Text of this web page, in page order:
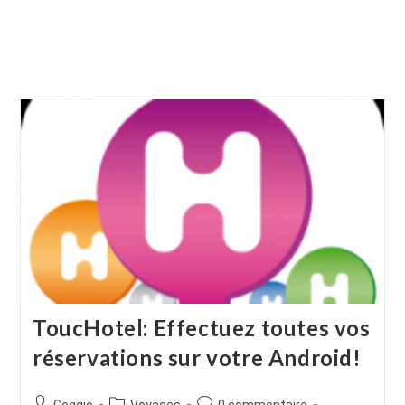
ToucHotel: Effectuez toutes vos
réservations sur votre Android!